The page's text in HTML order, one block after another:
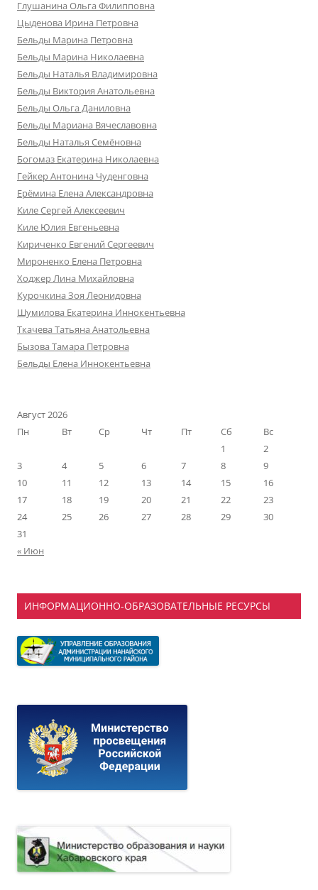
Глушанина Ольга Филипповна
Цыденова Ирина Петровна
Бельды Марина Петровна
Бельды Марина Николаевна
Бельды Наталья Владимировна
Бельды Виктория Анатольевна
Бельды Ольга Даниловна
Бельды Мариана Вячеславовна
Бельды Наталья Семёновна
Богомаз Екатерина Николаевна
Гейкер Антонина Чуденговна
Ерёмина Елена Александровна
Киле Сергей Алексеевич
Киле Юлия Евгеньевна
Кириченко Евгений Сергеевич
Мироненко Елена Петровна
Ходжер Лина Михайловна
Курочкина Зоя Леонидовна
Шумилова Екатерина Иннокентьевна
Ткачева Татьяна Анатольевна
Бызова Тамара Петровна
Бельды Елена Иннокентьевна
Август 2026
Пн
Вт Ср Чт Пт Сб
Вс
1
2
3
4 5 6 7 8
9
10
11 12 13 14 15
16
17
18 19 20 21 22
23
24
25 26 27 28 29
30
31
« Июн
ИНФОРМАЦИОННО-ОБРАЗОВАТЕЛЬНЫЕ РЕСУРСЫ